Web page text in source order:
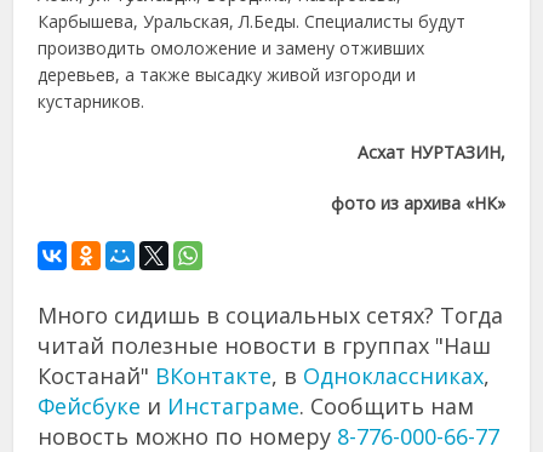
Карбышева, Уральская, Л.Беды. Специалисты будут
производить омоложение и замену отживших
деревьев, а также высадку живой изгороди и
кустарников.
АсхатНУРТАЗИН,
фото из архива «НК»
Много сидишь в социальных сетях? Тогда
читай полезные новости в группах "Наш
Костанай" ВКонтакте, в Одноклассниках,
Фейсбуке и Инстаграме. Сообщить нам
новость можно по номеру 8-776-000-66-77